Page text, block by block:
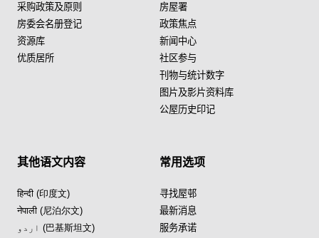
采购政策及原则
房委会名册登记
资源库
优质居所
房屋署
政策焦点
新闻中心
社区参与
刊物与统计数字
图片及影片资料库
公屋历史印记
其他语文内容
हिन्दी (印度文)
नेपाली (尼泊尔文)
اردو (巴基斯坦文)
常用选项
寻找屋邨
最新消息
服务承诺